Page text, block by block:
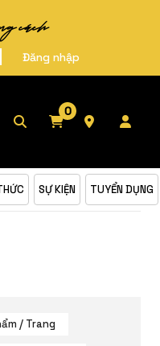
cách
| Đăng nhập
0
SỰ KIỆN TUYỂN DỤNG
/ Trang